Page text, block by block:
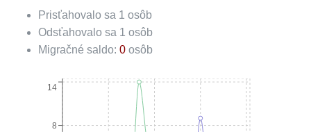
Prisťahovalo sa 1 osôb
Odsťahovalo sa 1 osôb
Migračné saldo: 0 osôb
8
14